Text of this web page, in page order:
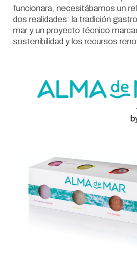
funcionara, necesitábamos un
dos realidades: la tradición
mar y un proyecto técnico
sostenibilidad y los recursos